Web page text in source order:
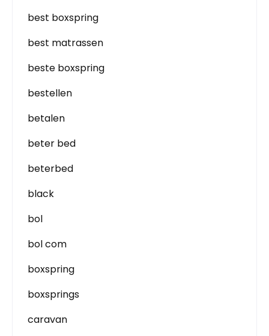
best boxspring
best matrassen
beste boxspring
bestellen
betalen
beter bed
beterbed
black
bol
bol com
boxspring
boxsprings
caravan